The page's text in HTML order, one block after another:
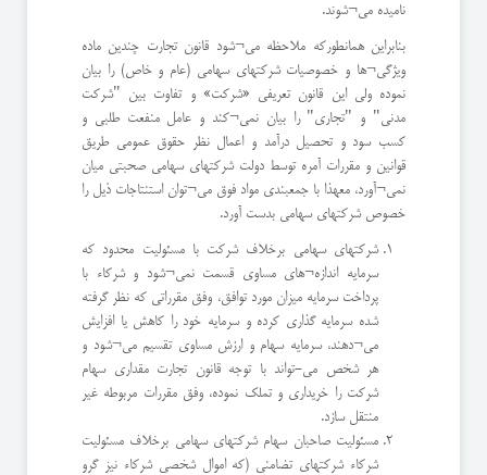
نامیده می¬شوند.
بنابراین همانطورکه ملاحظه می¬شود قانون تجارت چندین ماده
ویژگی¬ها و خصوصیات شرکتهای سهامی (عام و خاص) را بیان
نموده ولی این قانون تعریفی «شرکت» و تفاوت بین "شرکت
مدنی" و "تجاری" را بیان نمی¬کند و عامل منفعت طلبی و
کسب سود و تحصیل درآمد و اعمال نظر حقوق عمومی طریق
قوانین و مقررات آمره توسط دولت شرکتهای سهامی صحبتی میان
نمی¬آورد، معهذا با جمعبندی مواد فوق می¬توان استنتاجات ذیل را
خصوص شرکتهای سهامی بدست آورد.
شرکتهای سهامی برخلاف شرکت با مسئوليت محدود که
سرمایه اندازه¬های مساوی قسمت نمی¬شود و شرکاء با
پرداخت سرمایه میزان مورد توافق، وفق مقرراتی که نظر گرفته
شده سرمایه گذاری کرده و سرمایه خود را کاهش یا افزایش
می¬دهند، سرمایه سهام و ارزش مساوی تقسیم می¬شود و
هر شخص می-تواند با توجه قانون تجارت مقداری سهام
شرکت را خریداری و تملک نموده، وفق مقررات مربوطه غیر
منتقل سازد.
مسئوليت صاحبان سهام شرکتهای سهامی برخلاف مسئوليت
شركاء شرکتهای تضامنی (که اموال شخصی شرکاء نیز گرو